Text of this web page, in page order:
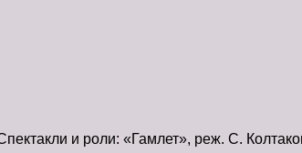
и роли: «Гамлет», реж. С.